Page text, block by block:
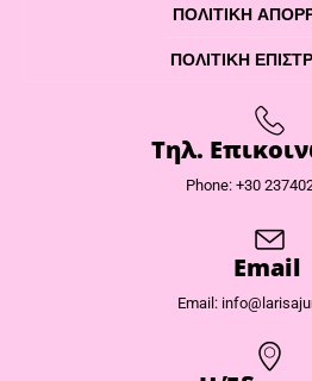
ΠΟΛΙΤΙΚΉ
ΠΟΛΙΤΙΚΉ
Τηλ.
Phone: +30
Email
Email: